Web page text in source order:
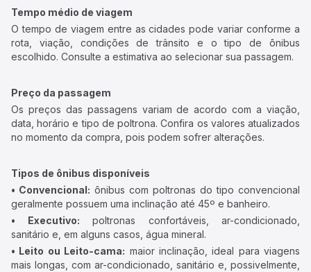
Tempo médio de viagem
O tempo de viagem entre as cidades pode variar conforme a
rota, viação, condições de trânsito e o tipo de ônibus
escolhido. Consulte a estimativa ao selecionar sua passagem.
Preço da passagem
Os preços das passagens variam de acordo com a viação,
data, horário e tipo de poltrona. Confira os valores atualizados
no momento da compra, pois podem sofrer alterações.
Tipos de ônibus disponíveis
• Convencional: ônibus com poltronas do tipo convencional
geralmente possuem uma inclinação até 45º e banheiro.
• Executivo: poltronas confortáveis, ar-condicionado,
sanitário e, em alguns casos, água mineral.
• Leito ou Leito-cama: maior inclinação, ideal para viagens
mais longas, com ar-condicionado, sanitário e, possivelmente,